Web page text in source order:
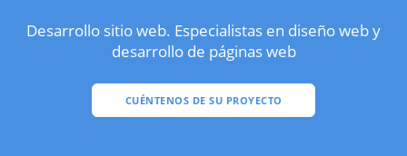
Desarrollo sitio web. Especialistas en diseño web y
desarrollo de páginas web
CUÉNTENOS DE SU PROYECTO